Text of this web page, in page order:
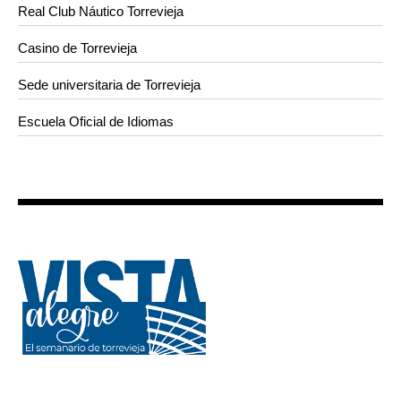
Real Club Náutico Torrevieja
Casino de Torrevieja
Sede universitaria de Torrevieja
Escuela Oficial de Idiomas